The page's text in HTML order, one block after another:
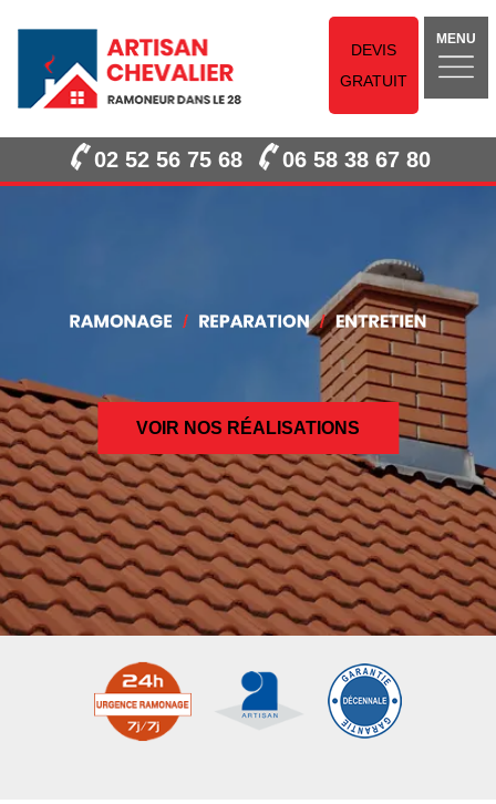
DEVIS
GRATUIT
MENU
02 52 56 75 68 06 58 38 67 80
VOIR NOS RÉALISATIONS